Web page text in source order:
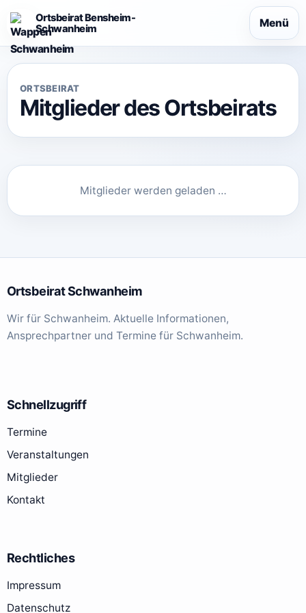
Ortsbeirat Bensheim-
Schwanheim
Menü
ORTSBEIRAT
Mitglieder des Ortsbeirats
Mitglieder werden geladen …
Ortsbeirat Schwanheim
Wir für Schwanheim. Aktuelle Informationen,
Ansprechpartner und Termine für Schwanheim.
Schnellzugriff
Termine
Veranstaltungen
Mitglieder
Kontakt
Rechtliches
Impressum
Datenschutz